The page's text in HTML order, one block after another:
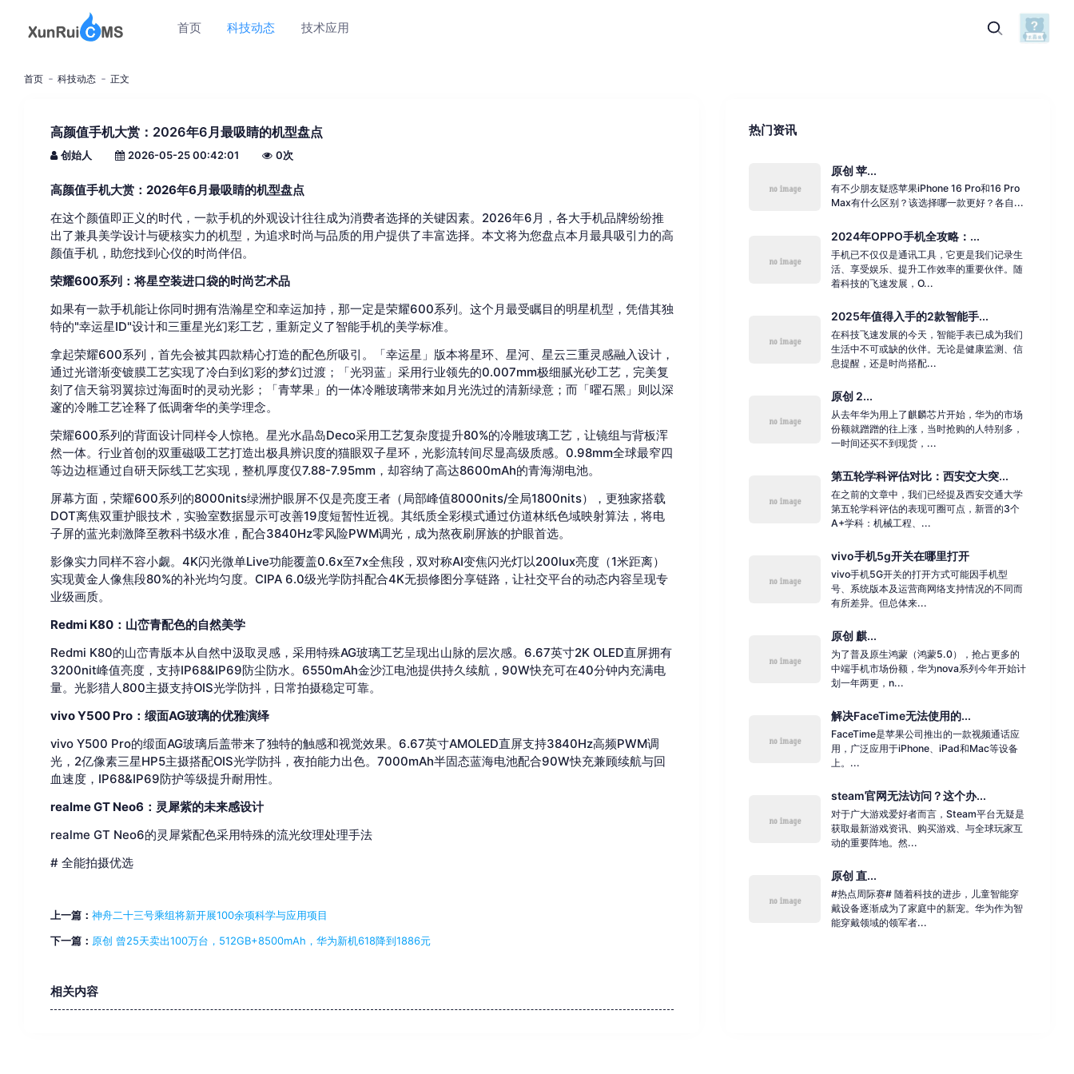
首页 科技动态 技术应用
首页 科技动态 正文
高颜值手机大赏：2026年6月最吸睛的机型盘点
创始人 2026-05-25 00:42:01 0次
高颜值手机大赏：2026年6月最吸睛的机型盘点
在这个颜值即正义的时代，一款手机的外观设计往往成为消费者选择的关键因素。2026年6月，各大手机品牌纷纷推
出了兼具美学设计与硬核实力的机型，为追求时尚与品质的用户提供了丰富选择。本文将为您盘点本月最具吸引力的高
颜值手机，助您找到心仪的时尚伴侣。
荣耀600系列：将星空装进口袋的时尚艺术品
如果有一款手机能让你同时拥有浩瀚星空和幸运加持，那一定是荣耀600系列。这个月最受瞩目的明星机型，凭借其独
特的"幸运星ID"设计和三重星光幻彩工艺，重新定义了智能手机的美学标准。
拿起荣耀600系列，首先会被其四款精心打造的配色所吸引。「幸运星」版本将星环、星河、星云三重灵感融入设计，
通过光谱渐变镀膜工艺实现了冷白到幻彩的梦幻过渡；「光羽蓝」采用行业领先的0.007mm极细腻光砂工艺，完美复
刻了信天翁羽翼掠过海面时的灵动光影；「青苹果」的一体冷雕玻璃带来如月光洗过的清新绿意；而「曜石黑」则以深
邃的冷雕工艺诠释了低调奢华的美学理念。
荣耀600系列的背面设计同样令人惊艳。星光水晶岛Deco采用工艺复杂度提升80%的冷雕玻璃工艺，让镜组与背板浑
然一体。行业首创的双重磁吸工艺打造出极具辨识度的猫眼双子星环，光影流转间尽显高级质感。0.98mm全球最窄四
等边边框通过自研天际线工艺实现，整机厚度仅7.88-7.95mm，却容纳了高达8600mAh的青海湖电池。
屏幕方面，荣耀600系列的8000nits绿洲护眼屏不仅是亮度王者（局部峰值8000nits/全局1800nits），更独家搭载
DOT离焦双重护眼技术，实验室数据显示可改善19度短暂性近视。其纸质全彩模式通过仿道林纸色域映射算法，将电
子屏的蓝光刺激降至教科书级水准，配合3840Hz零风险PWM调光，成为熬夜刷屏族的护眼首选。
影像实力同样不容小觑。4K闪光微单Live功能覆盖0.6x至7x全焦段，双对称AI变焦闪光灯以200lux亮度（1米距离）
实现黄金人像焦段80%的补光均匀度。CIPA 6.0级光学防抖配合4K无损修图分享链路，让社交平台的动态内容呈现专
业级画质。
Redmi K80：山峦青配色的自然美学
Redmi K80的山峦青版本从自然中汲取灵感，采用特殊AG玻璃工艺呈现出山脉的层次感。6.67英寸2K OLED直屏拥有
3200nit峰值亮度，支持IP68&IP69防尘防水。6550mAh金沙江电池提供持久续航，90W快充可在40分钟内充满电
量。光影猎人800主摄支持OIS光学防抖，日常拍摄稳定可靠。
vivo Y500 Pro：缎面AG玻璃的优雅演绎
vivo Y500 Pro的缎面AG玻璃后盖带来了独特的触感和视觉效果。6.67英寸AMOLED直屏支持3840Hz高频PWM调
光，2亿像素三星HP5主摄搭配OIS光学防抖，夜拍能力出色。7000mAh半固态蓝海电池配合90W快充兼顾续航与回
血速度，IP68&IP69防护等级提升耐用性。
realme GT Neo6：灵犀紫的未来感设计
realme GT Neo6的灵犀紫配色采用特殊的流光纹理处理手法
# 全能拍摄优选
上一篇： 神舟二十三号乘组将新开展100余项科学与应用项目
下一篇： 原创 曾25天卖出100万台，512GB+8500mAh，华为新机618降到1886元
相关内容
热门资讯
原创 苹...
有不少朋友疑惑苹果iPhone 16 Pro和16 Pro
Max有什么区别？该选择哪一款更好？各自...
2024年OPPO手机全攻略：...
手机已不仅仅是通讯工具，它更是我们记录生
活、享受娱乐、提升工作效率的重要伙伴。随
着科技的飞速发展，O...
2025年值得入手的2款智能手...
在科技飞速发展的今天，智能手表已成为我们
生活中不可或缺的伙伴。无论是健康监测、信
息提醒，还是时尚搭配...
原创 2...
从去年华为用上了麒麟芯片开始，华为的市场
份额就蹭蹭的往上涨，当时抢购的人特别多，
一时间还买不到现货，...
第五轮学科评估对比：西安交大突...
在之前的文章中，我们已经提及西安交通大学
第五轮学科评估的表现可圈可点，新晋的3个
A+学科：机械工程、...
vivo手机5g开关在哪里打开
vivo手机5G开关的打开方式可能因手机型
号、系统版本及运营商网络支持情况的不同而
有所差异。但总体来...
原创 麒...
为了普及原生鸿蒙（鸿蒙5.0），抢占更多的
中端手机市场份额，华为nova系列今年开始计
划一年两更，n...
解决FaceTime无法使用的...
FaceTime是苹果公司推出的一款视频通话应
用，广泛应用于iPhone、iPad和Mac等设备
上。...
steam官网无法访问？这个办...
对于广大游戏爱好者而言，Steam平台无疑是
获取最新游戏资讯、购买游戏、与全球玩家互
动的重要阵地。然...
原创 直...
#热点周际赛# 随着科技的进步，儿童智能穿
戴设备逐渐成为了家庭中的新宠。华为作为智
能穿戴领域的领军者...